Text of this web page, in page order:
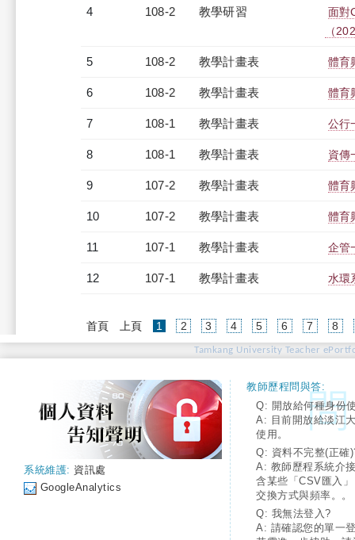
4 108-2 教學研習
面對
（
5 108-2 教學計畫表 體育
6 108-2 教學計畫表 體育
7 108-1 教學計畫表 公行
8 108-1 教學計畫表 資傳
9 107-2 教學計畫表 體育
10 107-2 教學計畫表 體育
11 107-1 教學計畫表 企管
12 107-1 教學計畫表 水環
首頁 上頁 1 (current)
2 3 4 5 6 7 8
Tamkang University Teacher
系統維護: 資訊處
GoogleAnalytics
教師歷程問與答:
Q: 開放給何種身份
A: 目前開放給淡江
使用。
Q: 資料不完整(正確
A: 教師歷程系統介
含某些「CSV匯入
交換方式與頻率。。
Q: 我無法登入?
A: 請確認您的單一